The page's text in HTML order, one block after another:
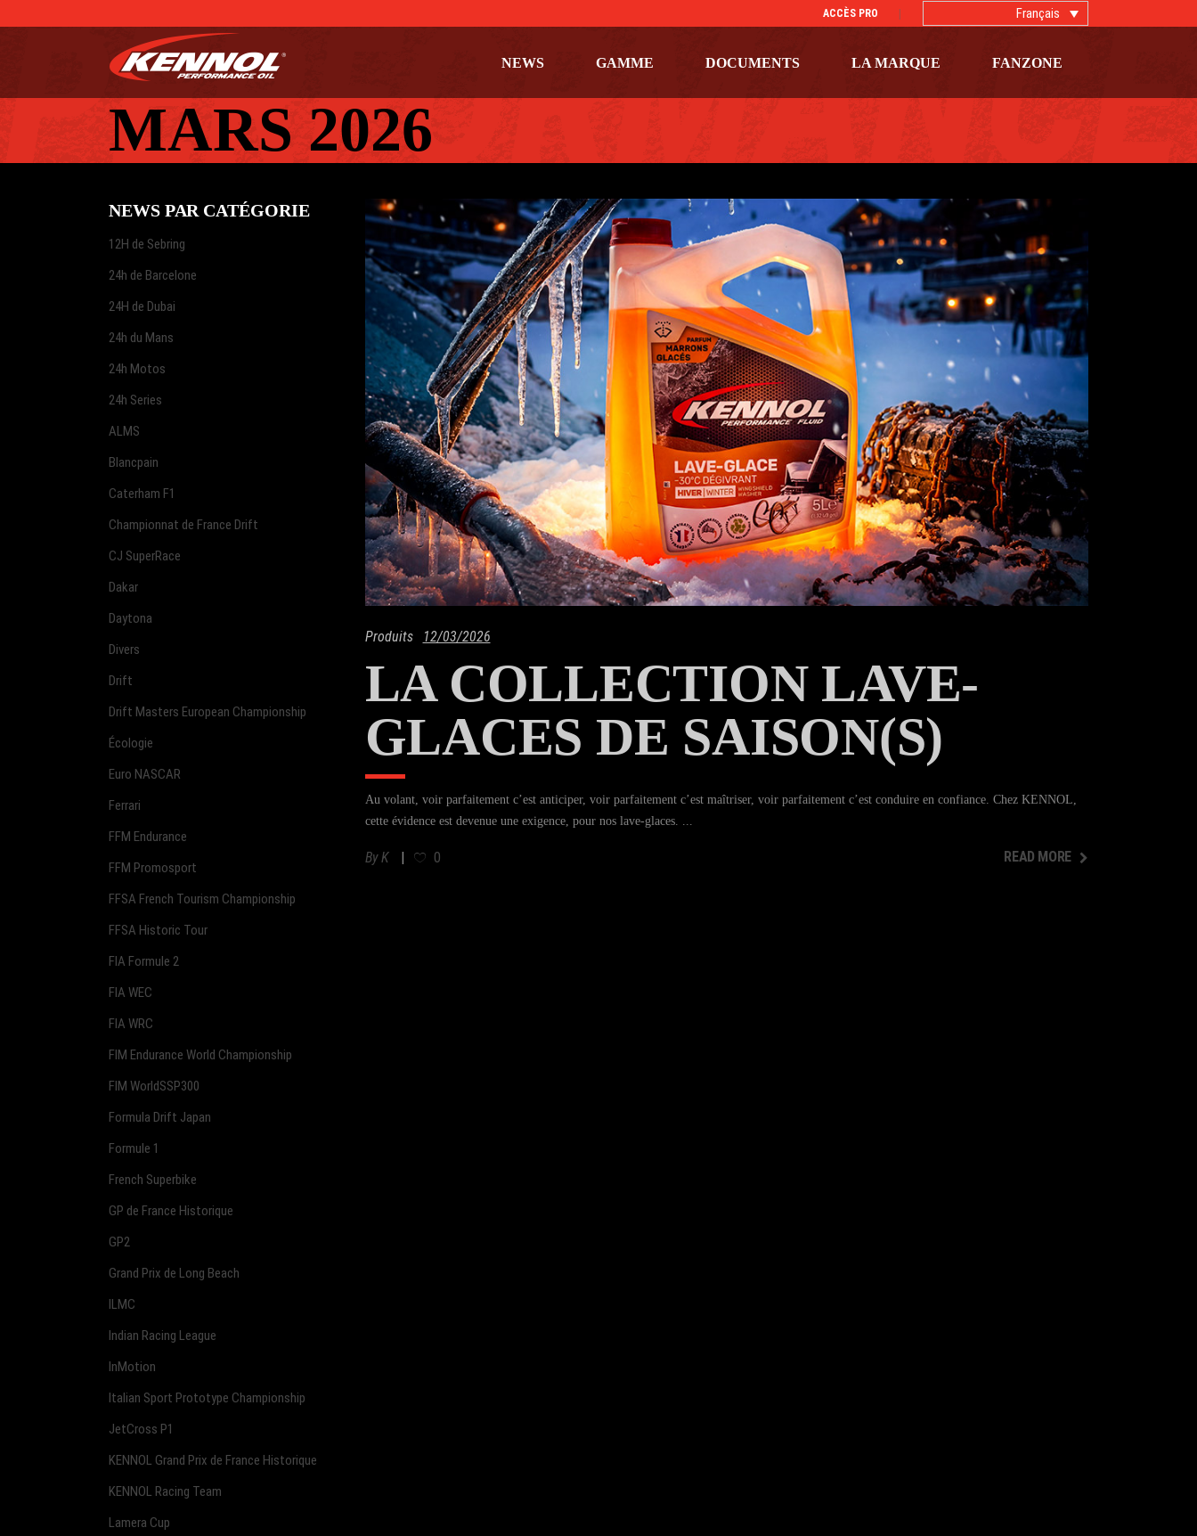
ACCÈS PRO Français
NEWS GAMME DOCUMENTS LA MARQUE FANZONE
MARS 2026
Produits 12/03/2026
LA COLLECTION LAVE-
GLACES DE SAISON(S)
Au volant, voir parfaitement c’est anticiper, voir parfaitement c’est maîtriser, voir parfaitement c’est conduire en confiance. Chez KENNOL,
cette évidence est devenue une exigence, pour nos lave-glaces.
ByK 0 READ MORE
NEWS PAR CATÉGORIE
12H de Sebring
24h de Barcelone
24H de Dubai
24h du Mans
24h Motos
24h Series
ALMS
Blancpain
Caterham F1
Championnat de France Drift
CJ SuperRace
Dakar
Daytona
Divers
Drift
Drift Masters European Championship
Écologie
Euro NASCAR
Ferrari
FFM Endurance
FFM Promosport
FFSA French Tourism Championship
FFSA Historic Tour
FIA Formule 2
FIA WEC
FIA WRC
FIM Endurance World Championship
FIM WorldSSP300
Formula Drift Japan
Formule 1
French Superbike
GP de France Historique
GP2
Grand Prix de Long Beach
ILMC
Indian Racing League
InMotion
Italian Sport Prototype Championship
JetCross P1
KENNOL Grand Prix de France Historique
KENNOL Racing Team
Lamera Cup